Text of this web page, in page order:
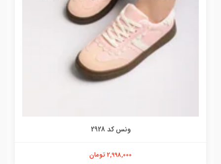
ونس کد 2928
2,998,000 تومان